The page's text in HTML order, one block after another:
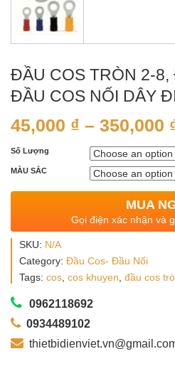
ĐẦU COS TRÒN 2-
ĐẦU COS NỐI DÂY
45,000 ₫ – 350,000
Số Lượng
MÀU SẮC
MUA
Gọi điện xác nhận và
SKU: N/A
Category: Đầu Cos- Đầu Nối
Tags: cos, cos khuyen, đầu cos
0962118692
0934489102